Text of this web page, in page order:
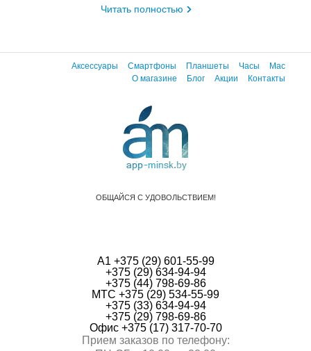
Читать полностью
Аксессуары Смартфоны Планшеты Часы
Mac
О магазине
Блог Акции Контакты
ОБЩАЙСЯ С УДОВОЛЬСТВИЕМ!
А1 +375 (29) 601-55-99
+375 (29) 634-94-94
+375 (44) 798-69-86
МТС +375 (29) 534-55-99
+375 (33) 634-94-94
+375 (29) 798-69-86
Офис +375 (17) 317-70-70
Прием заказов по телефону: